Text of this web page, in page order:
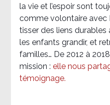
la vie et l’espoir sont
comme volontaire avec
tisser des liens durables
les enfants grandir, et
familles… De 2012 à
mission : elle nous
témoignage.